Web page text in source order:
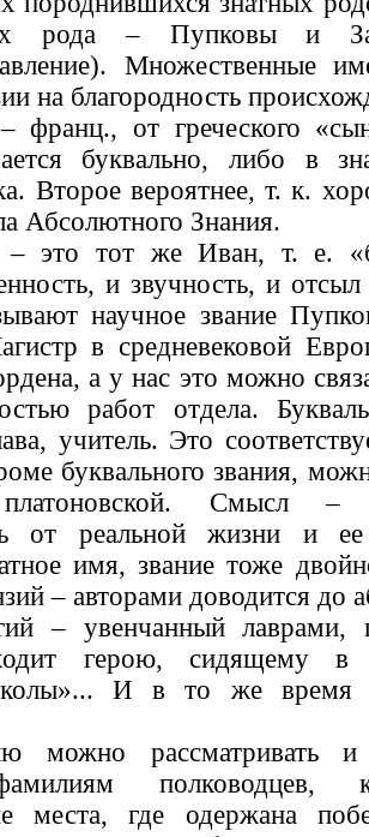
рода – Пупковы и
Множественные
на благородность
франц., от греческого
буквально, либо в
Второе вероятнее, т. к.
Абсолютного Знания.
– это тот же Иван, т. е.
и звучность, и
научное звание
в средневековой
а у нас это можно
работ отдела.
учитель. Это
буквального звания,
Смысл –
от реальной жизни и
имя, звание тоже
– авторами доводится до
– увенчанный лаврами,
герою, сидящему в
И в то же время
можно рассматривать и
полководцев,
места, где одержана